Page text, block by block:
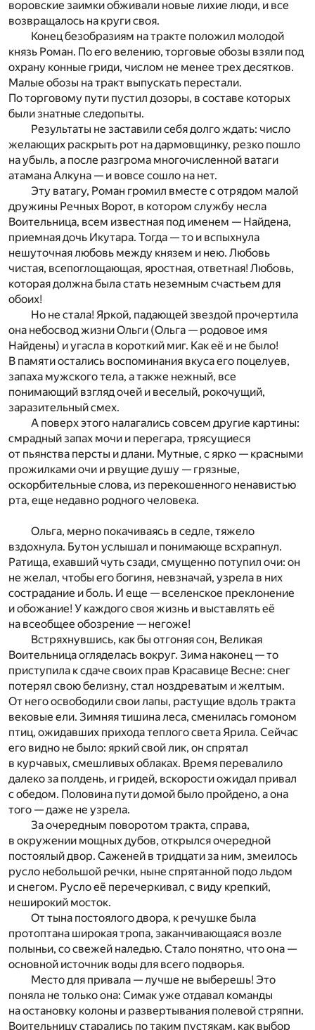
воровские заимки обживали новые лихие люди, и все
возвращалось на круги своя.
Конец безобразиям на тракте положил молодой
князь Роман. По его велению, торговые обозы взяли под
охрану конные гриди, числом не менее трех десятков.
Малые обозы на тракт выпускать перестали.
По торговому пути пустил дозоры, в составе которых
были знатные следопыты.
Результаты не заставили себя долго ждать: число
желающих раскрыть рот на дармовщинку, резко пошло
на убыль, а после разгрома многочисленной ватаги
атамана Алкуна — и вовсе сошло на нет.
Эту ватагу, Роман громил вместе с отрядом малой
дружины Речных Ворот, в котором службу несла
Воительница, всем известная под именем — Найдена,
приемная дочь Икутара. Тогда — то и вспыхнула
нешуточная любовь между князем и нею. Любовь
чистая, всепоглощающая, яростная, ответная! Любовь,
которая должна была стать неземным счастьем для
обоих!
Но не стала! Яркой, падающей звездой прочертила
она небосвод жизни Ольги (Ольга — родовое имя
Найдены) и угасла в короткий миг. Как её и не было!
В памяти остались воспоминания вкуса его поцелуев,
запаха мужского тела, а также нежный, все
понимающий взгляд очей и веселый, рокочущий,
заразительный смех.
А поверх этого налагались совсем другие картины:
смрадный запах мочи и перегара, трясущиеся
от пьянства персты и длани. Мутные, с ярко — красными
прожилками очи и рвущие душу — грязные,
оскорбительные слова, из перекошенного ненавистью
рта, еще недавно родного человека.
Ольга, мерно покачиваясь в седле, тяжело
вздохнула. Бутон услышал и понимающе всхрапнул.
Ратища, ехавший чуть сзади, смущенно потупил очи: он
не желал, чтобы его богиня, невзначай, узрела в них
сострадание и боль. И еще — вселенское преклонение
и обожание! У каждого своя жизнь и выставлять её
на всеобщее обозрение — негоже!
Встряхнувшись, как бы отгоняя сон, Великая
Воительница огляделась вокруг. Зима наконец — то
приступила к сдаче своих прав Красавице Весне: снег
потерял свою белизну, стал ноздреватым и желтым.
От него освободили свои лапы, растущие вдоль тракта
вековые ели. Зимняя тишина леса, сменилась гомоном
птиц, ожидавших прихода теплого света Ярила. Сейчас
его видно не было: яркий свой лик, он спрятал
в курчавых, смешливых облаках. Время перевалило
далеко за полдень, и гридей, вскорости ожидал привал
с обедом. Половина пути домой было пройдено, а она
того — даже не узрела.
За очередным поворотом тракта, справа,
в окружении мощных дубов, открылся очередной
постоялый двор. Саженей в тридцати за ним, змеилось
русло небольшой речки, ныне спрятанной подо льдом
и снегом. Русло её перечеркивал, с виду крепкий,
неширокий мосток.
От тына постоялого двора, к речушке была
протоптана широкая тропа, заканчивающаяся возле
полыньи, со свежей наледью. Стало понятно, что она —
основной источник воды для всего подворья.
Место для привала — лучше не выберешь! Это
поняла не только она: Симак уже отдавал команды
на остановку колоны и развертывания полевой стряпни.
Воительницу старались по таким пустякам, как выбор